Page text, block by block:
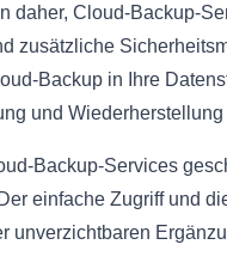
daher, Cloud-Backup-
zusätzliche
Backup in Ihre
und
Backup-Services
einfache Zugriff und
unverzichtbaren